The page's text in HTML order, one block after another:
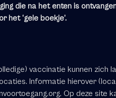
die na het enten is
het ‘gele boekje’.
vaccinatie kunnen zich
Informatie hierover
. Op deze site